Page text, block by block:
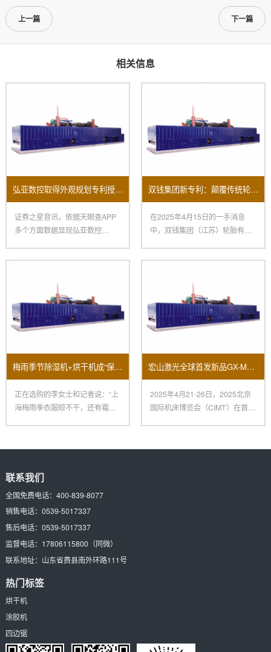
上一篇 下一篇
相关信息
弘亚数控取得外观规划专利授权：“数控四边锯”
证券之星音讯，依据天眼查APP
多个方面数据显现弘亚数控
双钱集团新专利：颠覆传统轮胎生产的涂胶机
在2025年4月15日的一手消息
中，双钱集团（江苏）轮胎有限
梅雨季节除湿机+烘干机成“保命组合”销量大面积上涨！
正在选购的李女士和记者说：“上
海梅雨季衣服晾不干，还有霉
宏山激光全球首发新品GX-M立异科技闪烁2025北京国际机床展
2025年4月21-26日，2025北京
国际机床博览会（CIMT）在首都
联系我们
全国免费电话： 400-839-8077
销售电话： 0539-5017337
售后电话： 0539-5017337
监督电话： 17806115800（同微）
联系地址： 山东省费县南外环路111号
热门标签
烘干机
涂胶机
四边锯